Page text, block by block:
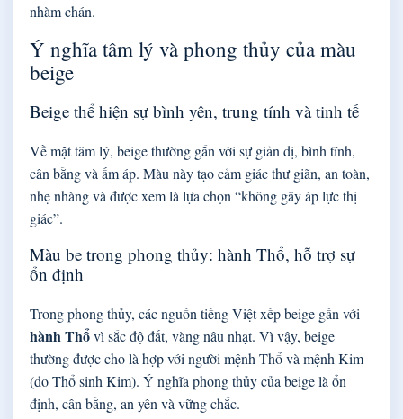
nhàm chán.
Ý nghĩa tâm lý và phong thủy của màu
beige
Beige thể hiện sự bình yên, trung tính và tinh tế
Về mặt tâm lý, beige thường gắn với sự giản dị, bình tĩnh,
cân bằng và ấm áp. Màu này tạo cảm giác thư giãn, an toàn,
nhẹ nhàng và được xem là lựa chọn “không gây áp lực thị
giác”.
Màu be trong phong thủy: hành Thổ, hỗ trợ sự
ổn định
Trong phong thủy, các nguồn tiếng Việt xếp beige gần với
hành Thổvì sắc độ đất, vàng nâu nhạt. Vì vậy, beige
thường được cho là hợp với người mệnh Thổ và mệnh Kim
(do Thổ sinh Kim). Ý nghĩa phong thủy của beige là ổn
định, cân bằng, an yên và vững chắc.